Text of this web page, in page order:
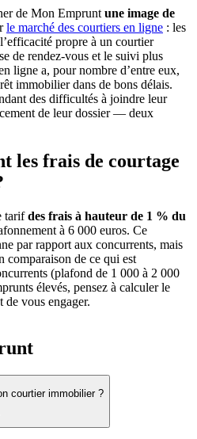
de Mon Emprunt une image de
le marché des courtiers en ligne : les
propre à un courtier
de rendez-vous et le suivi plus
ligne a, pour nombre d’entre eux,
immobilier dans de bons délais.
des difficultés à joindre leur
de leur dossier — deux
les frais de courtage
tarifdes frais à hauteur de 1 % du
à 6 000 euros. Ce
par rapport aux concurrents, mais
comparaison de ce qui est
(plafond de 1 000 à 2 000
élevés, pensez à calculer le
de vous engager.
courtier immobilier ?